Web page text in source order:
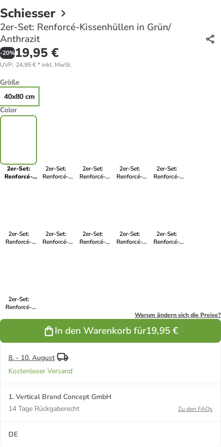
Schiesser
2er-Set: Renforcé-Kissenhüllen in Grün/
Anthrazit
-20%19,95 €
UVP: 24,95 €* inkl. MwSt.
Größe
40x80 cm
Color
2er-Set:
Renforcé-
2er-Set:
Renforcé-
2er-Set:
Renforcé-
2er-Set:
Renforcé-
2er-Set:
Renforcé-
2er-Set:
Renforcé-
2er-Set:
Renforcé-
2er-Set:
Renforcé-
2er-Set:
Renforcé-
2er-Set:
Renforcé-
2er-Set:
Renforcé-
Warum ändern sich die Preise?
In den Warenkorb für19,95 €
8. - 10. August
Kostenloser Versand
1. Vertical Brand Concept GmbH
14 Tage Rückgaberecht
Zu den FAQs
DE